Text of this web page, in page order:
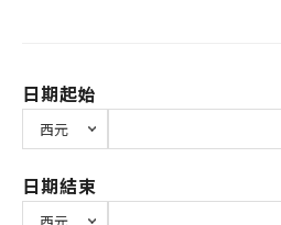
日期起始
日期結束